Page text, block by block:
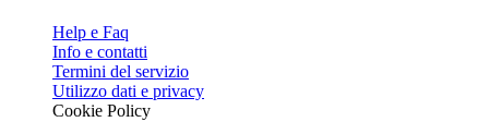
Help e Faq
Info e contatti
Termini del servizio
Utilizzo dati e privacy
Cookie Policy